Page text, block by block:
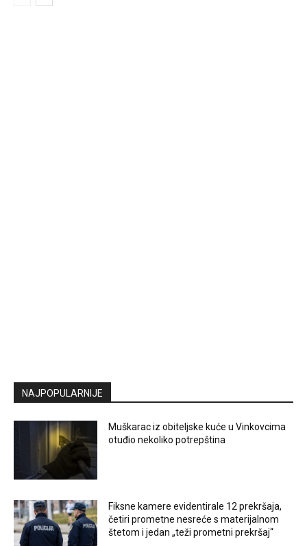
NAJPOPULARNIJE
Muškarac iz obiteljske kuće u Vinkovcima
otuđio nekoliko potrepština
Fiksne kamere evidentirale 12 prekršaja,
četiri prometne nesreće s materijalnom
štetom i jedan „teži prometni prekršaj“